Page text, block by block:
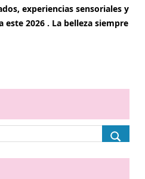
experiencias sensoriales y
2026 . La belleza siempre